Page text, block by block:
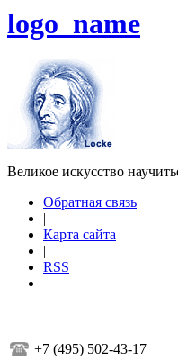
logo_name
Великое искусство
Обратная связь
|
Карта сайта
|
RSS
+7 (495) 502-43-17